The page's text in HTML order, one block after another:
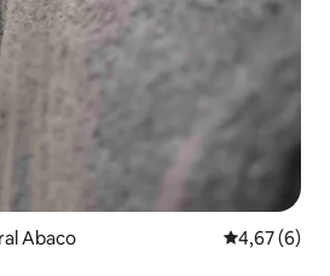
Abaco Gemiddelde
4,67 (6)